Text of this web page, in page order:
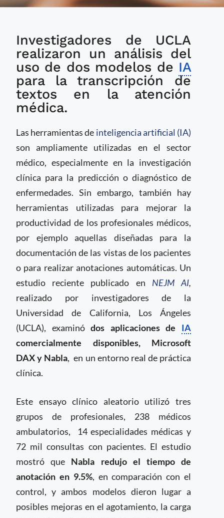
el uso de IA puede
reducir tiempo de
documentación y
mejora el bienestar de
los profesionales
médicos
Investigadores de UCLA
realizaron un análisis del
uso de dos modelos de IA
para la transcripción de
textos en la atención
médica.
Las herramientas de inteligencia artificial (IA)
son ampliamente utilizadas en el sector
médico, especialmente en la investigación
clínica para la predicción o diagnóstico de
enfermedades. Sin embargo, también hay
herramientas utilizadas para mejorar la
productividad de los profesionales médicos,
por ejemplo aquellas diseñadas para la
documentación de las vistas de los pacientes
o para realizar anotaciones automáticas. Un
estudio reciente publicado en NEJM AI,
realizado por investigadores de la
Universidad de California, Los Ángeles
(UCLA), examinódos aplicaciones de IA
comercialmente disponibles, Microsoft
DAX y Nabla, en un entorno real de práctica
clínica.
Este ensayo clínico aleatorio utilizó tres
grupos de profesionales, 238 médicos
ambulatorios, 14 especialidades médicas y
72 mil consultas con pacientes. El estudio
mostró que Nabla redujo el tiempo de
anotación en 9.5%, en comparación con el
control, y ambos modelos dieron lugar a
posibles mejoras en el agotamiento, la carga